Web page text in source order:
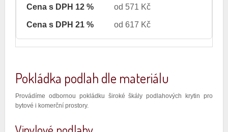
od 571 Kč
od 617 Kč
Pokládka podlah dle materiálu
Provádíme odbornou pokládku široké škály podlahových krytin pro
bytové i komerční prostory.